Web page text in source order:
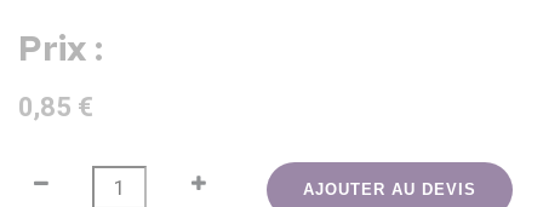
Prix :
0,85 €
AJOUTER AU DEVIS